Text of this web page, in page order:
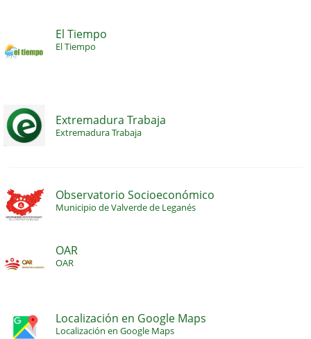
El Tiempo
El Tiempo
Extremadura Trabaja
Extremadura Trabaja
Observatorio Socioeconómico
Municipio de Valverde de Leganés
OAR
OAR
Localización en Google Maps
Localización en Google Maps